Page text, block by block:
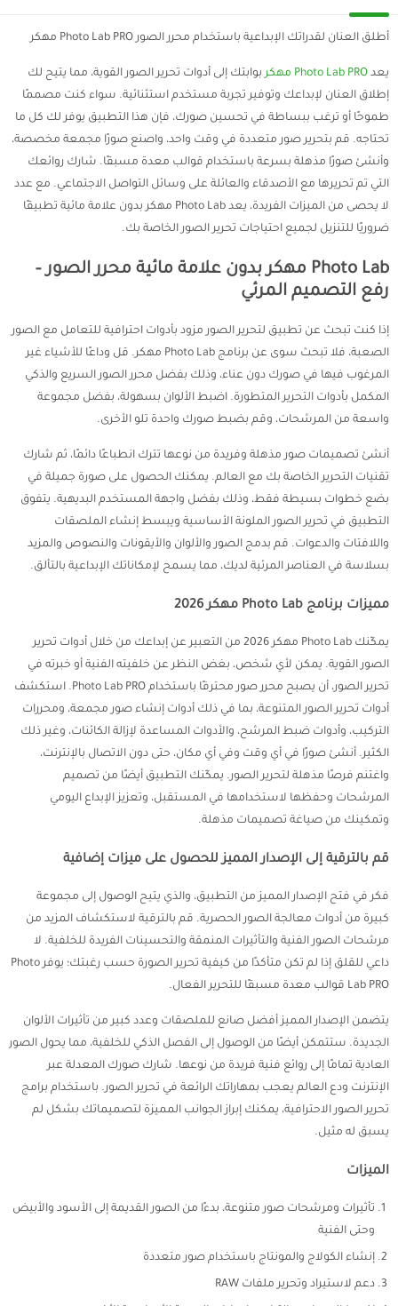
أطلق العنان لقدراتك الإبداعية باستخدام محرر الصور Photo Lab PRO مهكر
يعد Photo Lab PRO مهكر
بوابتك إلى أدوات تحرير الصور القوية، مما يتيح لك
إطلاق العنان لإبداعك وتوفير تجربة مستخدم استثنائية. سواء كنت مصممًا
طموحًا أو ترغب ببساطة في تحسين صورك، فإن هذا التطبيق يوفر لك كل ما
تحتاجه. قم بتحرير صور متعددة في وقت واحد، واصنع صورًا مجمعة مخصصة،
وأنشئ صورًا مذهلة بسرعة باستخدام قوالب معدة مسبقًا. شارك روائعك
التي تم تحريرها مع الأصدقاء والعائلة على وسائل التواصل الاجتماعي. مع عدد
لا يحصى من الميزات الفريدة، يعد Photo Lab مهكر بدون علامة مائية تطبيقًا
ضروريًا للتنزيل لجميع احتياجات تحرير الصور الخاصة بك.
Photo Lab مهكر بدون علامة مائية محرر الصور –
رفع التصميم المرئي
إذا كنت تبحث عن تطبيق لتحرير الصور مزود بأدوات احترافية للتعامل مع الصور
الصعبة، فلا تبحث سوى عن برنامج Photo Lab مهكر. قل وداعًا للأشياء غير
المرغوب فيها في صورك دون عناء، وذلك بفضل محرر الصور السريع والذكي
المكمل بأدوات التحرير المتطورة. اضبط الألوان بسهولة، بفضل مجموعة
واسعة من المرشحات، وقم بضبط صورك واحدة تلو الأخرى.
أنشئ تصميمات صور مذهلة وفريدة من نوعها تترك انطباعًا دائمًا، ثم شارك
تقنيات التحرير الخاصة بك مع العالم. يمكنك الحصول على صورة جميلة في
بضع خطوات بسيطة فقط، وذلك بفضل واجهة المستخدم البديهية. يتفوق
التطبيق في تحرير الصور الملونة الأساسية ويبسط إنشاء الملصقات
واللافتات والدعوات. قم بدمج الصور والألوان والأيقونات والنصوص والمزيد
بسلاسة في العناصر المرئية لديك، مما يسمح لإمكاناتك الإبداعية بالتألق.
مميزات برنامج Photo Lab مهكر 2026
يمكّنك Photo Lab مهكر 2026 من التعبير عن إبداعك من خلال أدوات تحرير
الصور القوية. يمكن لأي شخص، بغض النظر عن خلفيته الفنية أو خبرته في
تحرير الصور، أن يصبح محرر صور محترفًا باستخدام Photo Lab PRO. استكشف
أدوات تحرير الصور المتنوعة، بما في ذلك أدوات إنشاء صور مجمعة، ومحررات
التركيب، وأدوات ضبط المرشح، والأدوات المساعدة لإزالة الكائنات، وغير ذلك
الكثير. أنشئ صورًا في أي وقت وفي أي مكان، حتى دون الاتصال بالإنترنت،
واغتنم فرصًا مذهلة لتحرير الصور. يمكّنك التطبيق أيضًا من تصميم
المرشحات وحفظها لاستخدامها في المستقبل، وتعزيز الإبداع اليومي
وتمكينك من صياغة تصميمات مذهلة.
قم بالترقية إلى الإصدار المميز للحصول على ميزات إضافية
فكر في فتح الإصدار المميز من التطبيق، والذي يتيح الوصول إلى مجموعة
كبيرة من أدوات معالجة الصور الحصرية. قم بالترقية لاستكشاف المزيد من
مرشحات الصور الفنية والتأثيرات المنمقة والتحسينات الفريدة للخلفية. لا
داعي للقلق إذا لم تكن متأكدًا من كيفية تحرير الصورة حسب رغبتك؛ يوفر Photo
Lab PRO قوالب معدة مسبقًا للتحرير الفعال.
يتضمن الإصدار المميز أفضل صانع للملصقات وعدد كبير من تأثيرات الألوان
الجديدة. ستتمكن أيضًا من الوصول إلى الفصل الذكي للخلفية، مما يحول الصور
العادية تمامًا إلى روائع فنية فريدة من نوعها. شارك صورك المعدلة عبر
الإنترنت ودع العالم يعجب بمهاراتك الرائعة في تحرير الصور. باستخدام برامج
تحرير الصور الاحترافية، يمكنك إبراز الجوانب المميزة لتصميماتك بشكل لم
يسبق له مثيل.
الميزات
تأثيرات ومرشحات صور متنوعة، بدءًا من الصور القديمة إلى الأسود والأبيض
وحتى الفنية
إنشاء الكولاج والمونتاج باستخدام صور متعددة
دعم لاستيراد وتحرير ملفات RAW